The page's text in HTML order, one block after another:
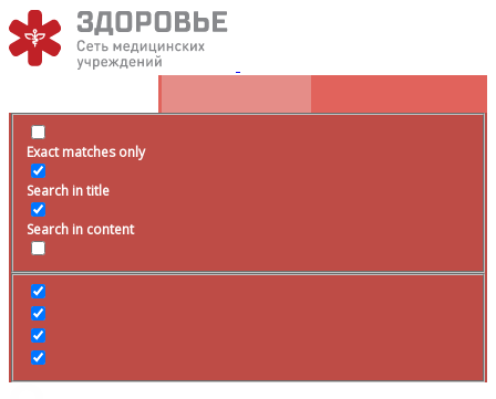
Exact matches only
Search in title
Search in content